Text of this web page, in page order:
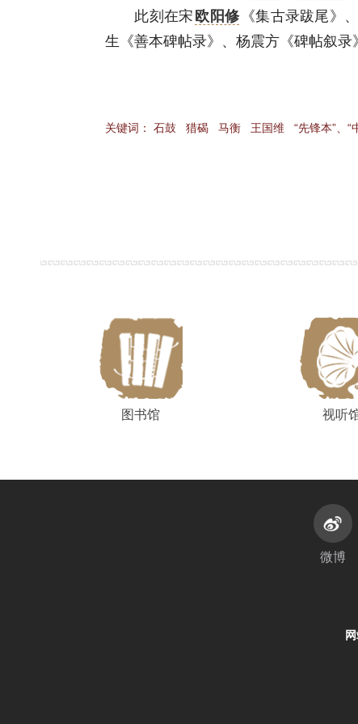
此刻在宋 欧阳修 《集古录跋尾》
生《善本碑帖录》、杨震方《碑帖叙录
关键词： 石鼓 猎碣 马衡 王国维 “先锋本”、“
图书馆 视听
微博